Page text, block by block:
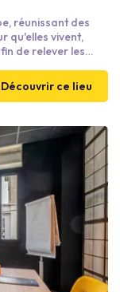
réunissant des
qu'elles vivent,
de relever les
Découvrir ce lieu